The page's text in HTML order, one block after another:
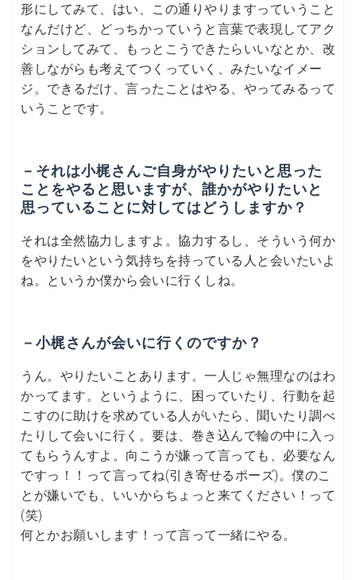
形にしてみて、はい、この通りやりますっていうこと
なんだけど、どっちかっていうと言葉で表現してアク
ションしてみて、もっとこうできたらいいなとか、改
善しながらも考えてつくっていく、みたいなイメー
ジ。できるだけ、言ったことはやる、やってみるって
いうことです。
－それは小梶さんご自身がやりたいと思った
ことをやると思いますが、誰かがやりたいと
思っていることに対してはどうしますか？
それは全然協力しますよ。協力するし、そういう何か
をやりたいという気持ちを持っている人と会いたいよ
ね。というか僕から会いに行くしね。
－小梶さんが会いに行くのですか？
うん。やりたいことあります。一人じゃ無理なのはわ
かってます。というように、困っていたり、行動を起
こすのに助けを求めている人がいたら、聞いたり調べ
たりして会いに行く。要は、巻き込んで輪の中に入っ
てもらうんすよ。向こうが嫌って言っても、必要なん
ですっ！！って言ってね(引き寄せるポーズ)。僕のこ
とが嫌いでも、いいからちょっと来てください！って
(笑)
何とかお願いします！って言って一緒にやる。